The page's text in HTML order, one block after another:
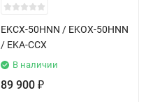
EKCX-50HNN / EKOX-50HNN
/ EKA-CCX
В наличии
89 900 ₽